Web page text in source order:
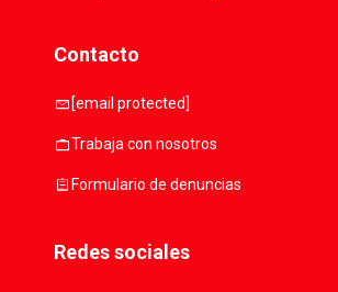
Contacto
mail [email protected]
workTrabaja con nosotros
assignmentFormulario de denuncias
Redes sociales